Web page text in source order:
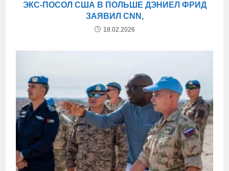
ЭКС-ПОСОЛ США В ПОЛЬШЕ ДЭНИЕЛ ФРИД
ЗАЯВИЛ CNN,
18.02.2026